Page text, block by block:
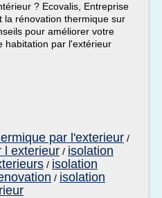
? Ecovalis, Entreprise
la rénovation thermique sur
pour améliorer votre
habitation par l'extérieur
par l'exterieur /
l exterieur / isolation
/ isolation
/ isolation